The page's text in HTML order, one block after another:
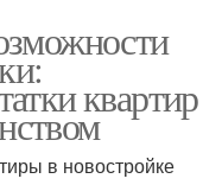
квартир
в новостройке